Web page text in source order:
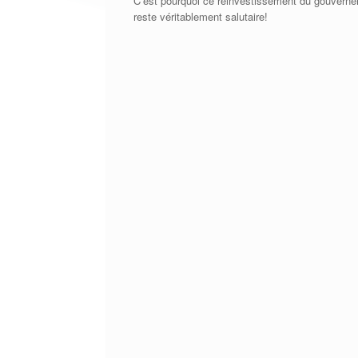
reste véritablement salutaire!